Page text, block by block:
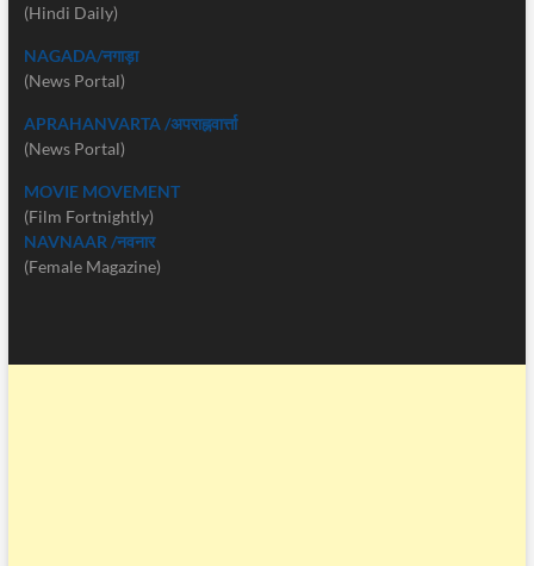
(Hindi Daily)
NAGADA/नगाड़ा
(News Portal)
APRAHANVARTA /अपराह्नवार्त्ता
(News Portal)
MOVIE MOVEMENT
(Film Fortnightly)
NAVNAAR /नवनार
(Female Magazine)